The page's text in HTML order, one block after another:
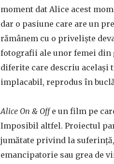
moment dat Alice acest
dar o pasiune care are un
rămânem cu o priveliște
fotografii ale unor femei din
diferite care descriu același
implacabil, reprodus în
Alice On & Offe un film pe
Imposibil altfel. Proiectul
jumătate privind la
emancipatorie sau grea de